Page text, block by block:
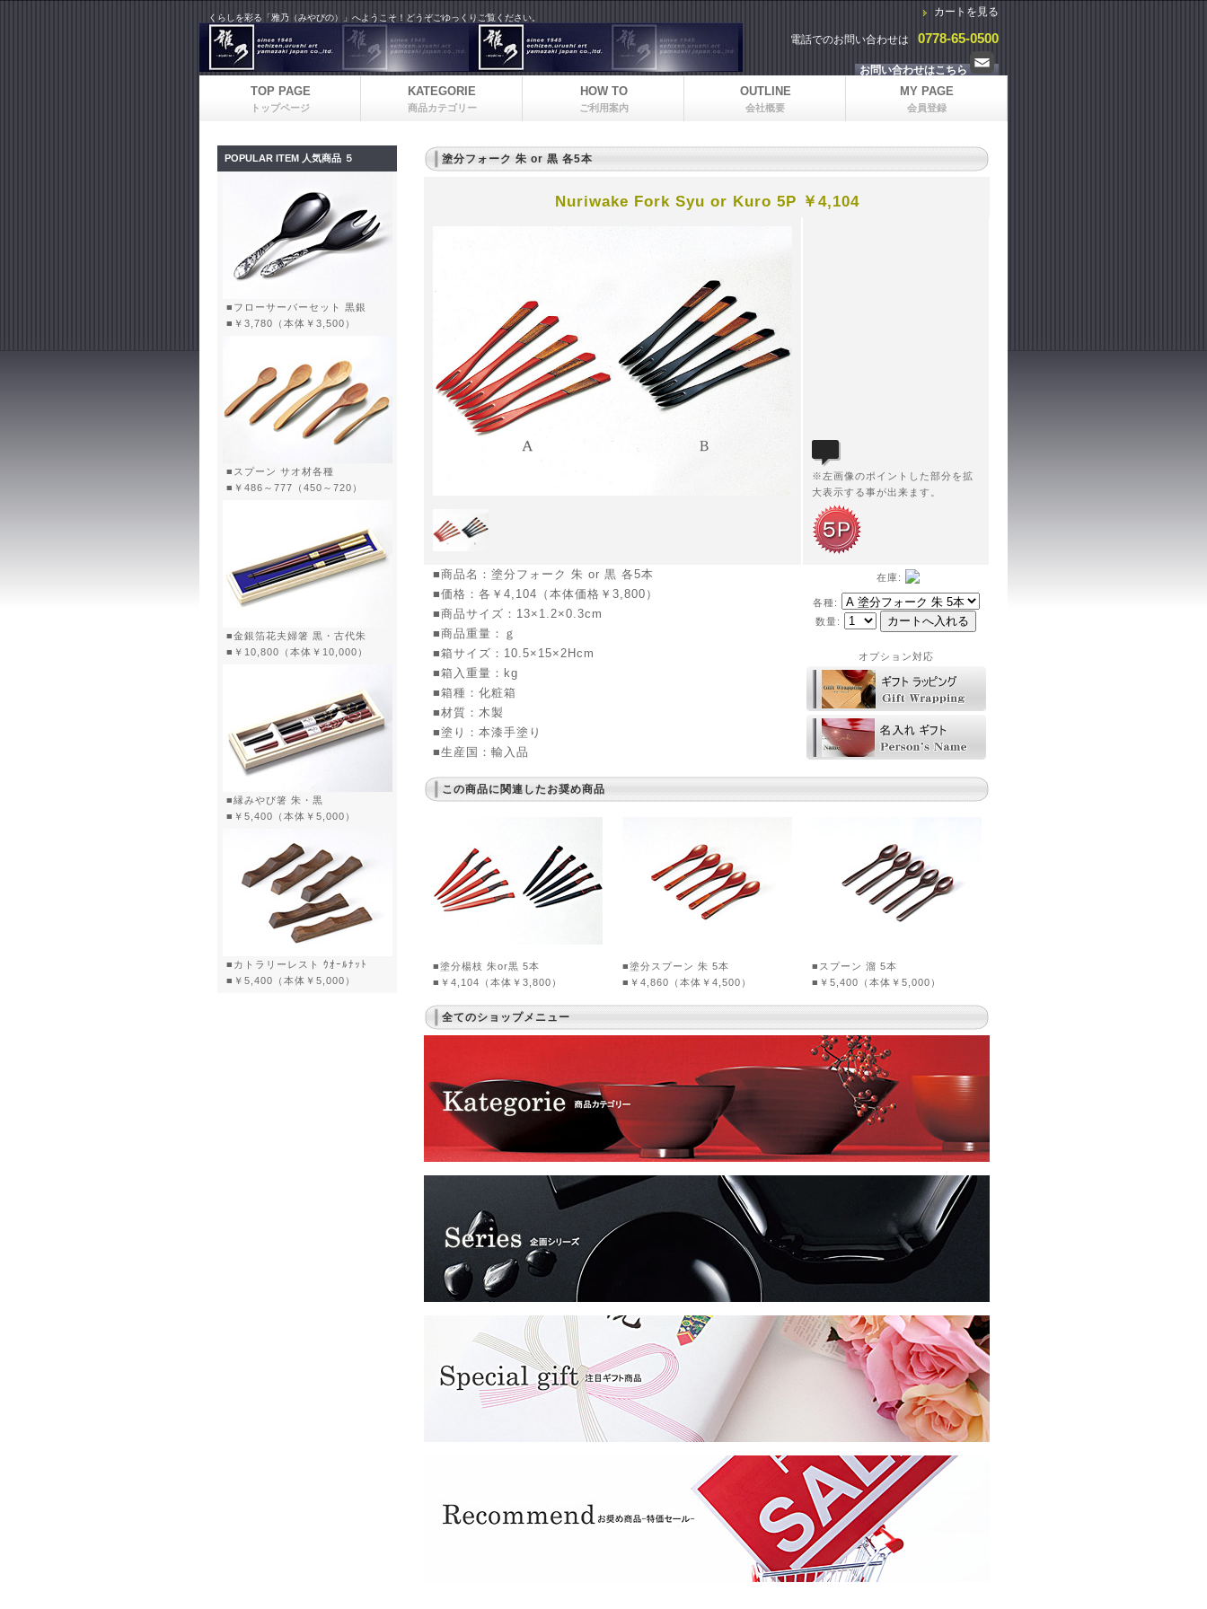
くらしを彩る「雅乃（みやびの）」へようこそ！どうぞごゆっくりご覧ください。
電話でのお問い合わせは 0778-65-0500
お問い合わせはこちら
カートを見る
塗分フォーク 朱 or 黒 各5本
Nuriwake Fork Syu or Kuro 5P ￥4,104
※左画像のポイントした部分を拡
大表示する事が出来ます。
■商品名：塗分フォーク 朱 or 黒 各5本
■価格：各￥4,104（本体価格￥3,800）
■商品サイズ：13×1.2×0.3cm
■商品重量：ｇ
■箱サイズ：10.5×15×2Hcm
■箱入重量：kg
■箱種：化粧箱
■材質：木製
■塗り：本漆手塗り
■生産国：輸入品
在庫:
各種:
数量:
オプション対応
この商品に関連したお奨め商品
■塗分楊枝 朱or黒 5本
■￥4,104（本体￥3,800）
■塗分スプーン 朱 5本
■￥4,860（本体￥4,500）
■スプーン 溜 5本
■￥5,400（本体￥5,000）
全てのショップメニュー
TOP PAGE
トップページ
KATEGORIE
商品カテゴリー
HOW TO
ご利用案内
OUTLINE
会社概要
MY PAGE
会員登録
POPULAR ITEM 人気商品 ５
■フローサーバーセット 黒銀
■￥3,780（本体￥3,500）
■スプーン サオ材各種
■￥486～777（450～720）
■金銀箔花夫婦箸 黒・古代朱
■￥10,800（本体￥10,000）
■縁みやび箸 朱・黒
■￥5,400（本体￥5,000）
■カトラリーレスト ｳｵｰﾙﾅｯﾄ
■￥5,400（本体￥5,000）